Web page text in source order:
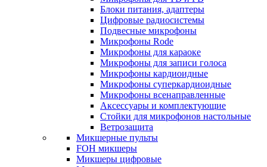
Блоки питания, адаптеры
Цифровые радиосистемы
Подвесные микрофоны
Микрофоны Rode
Микрофоны для караоке
Микрофоны для записи голоса
Микрофоны кардиоидные
Микрофоны суперкардиоидные
Микрофоны всенаправленные
Аксессуары и комплектующие
Стойки для микрофонов настольные
Ветрозащита
Микшерные пульты
FOH микшеры
Микшеры цифровые